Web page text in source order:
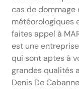
cas de
météorologiques
faites appel à
est une
qui sont aptes à
grandes qualités
Denis De